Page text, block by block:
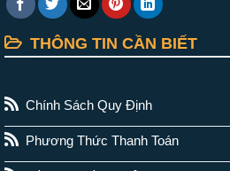
THÔNG TIN CẦN BIẾT
Chính Sách Quy Định
Phương Thức Thanh Toán